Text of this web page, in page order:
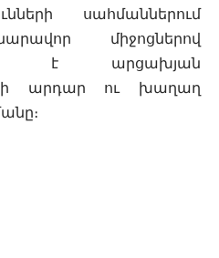
սահմաններում
միջոցներով
է արցախյան
արդար ու խաղաղ